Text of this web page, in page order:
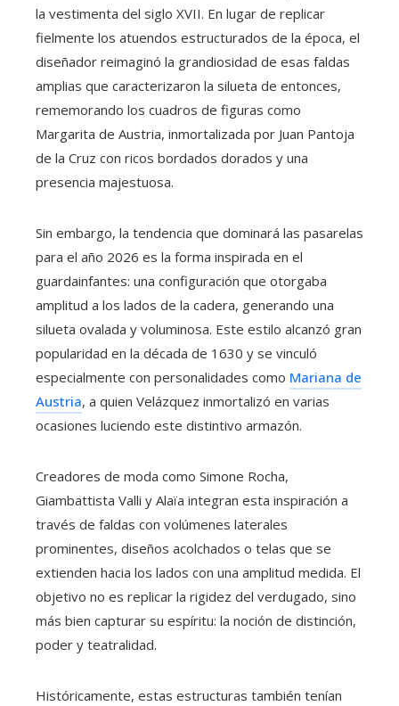
la vestimenta del siglo XVII. En lugar de replicar
fielmente los atuendos estructurados de la época, el
diseñador reimaginó la grandiosidad de esas faldas
amplias que caracterizaron la silueta de entonces,
rememorando los cuadros de figuras como
Margarita de Austria, inmortalizada por Juan Pantoja
de la Cruz con ricos bordados dorados y una
presencia majestuosa.
Sin embargo, la tendencia que dominará las pasarelas
para el año 2026 es la forma inspirada en el
guardainfantes: una configuración que otorgaba
amplitud a los lados de la cadera, generando una
silueta ovalada y voluminosa. Este estilo alcanzó gran
popularidad en la década de 1630 y se vinculó
especialmente con personalidades como Mariana de
Austria, a quien Velázquez inmortalizó en varias
ocasiones luciendo este distintivo armazón.
Creadores de moda como Simone Rocha,
Giambattista Valli y Alaïa integran esta inspiración a
través de faldas con volúmenes laterales
prominentes, diseños acolchados o telas que se
extienden hacia los lados con una amplitud medida. El
objetivo no es replicar la rigidez del verdugado, sino
más bien capturar su espíritu: la noción de distinción,
poder y teatralidad.
Históricamente, estas estructuras también tenían